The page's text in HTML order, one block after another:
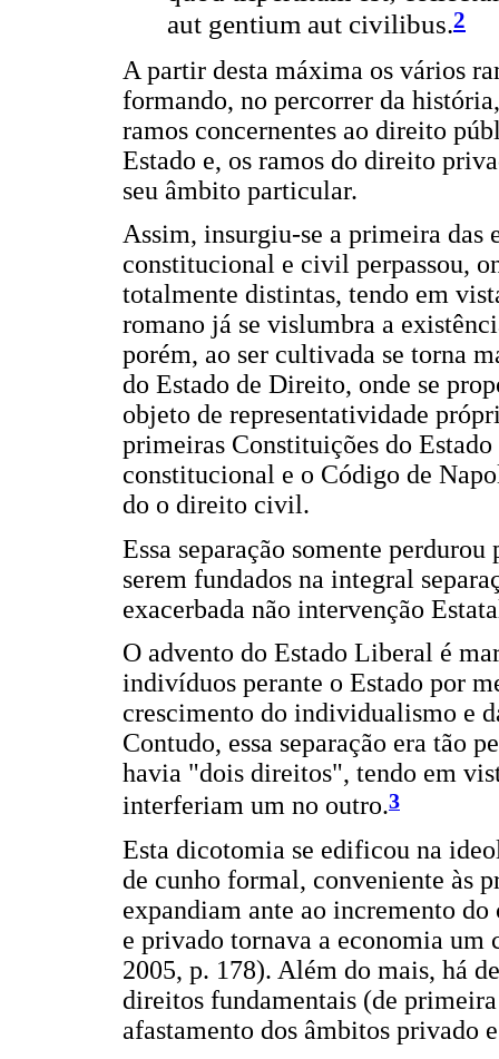
aut gentium aut civilibus.2
A partir desta máxima os vários
formando, no percorrer da
ramos concernentes ao direito
Estado e, os ramos do direito
seu âmbito particular.
Assim, insurgiu-se a primeira das
constitucional e civil perpassou,
totalmente distintas, tendo em
romano já se vislumbra a
porém, ao ser cultivada se torna
do Estado de Direito, onde se
objeto de representatividade
primeiras Constituições do
constitucional e o Código de
do o direito civil.
Essa separação somente
serem fundados na integral
exacerbada não intervenção
O advento do Estado Liberal é
indivíduos perante o Estado por
crescimento do individualismo e
Contudo, essa separação era tão
havia "dois direitos", tendo em
interferiam um no outro.3
Esta dicotomia se edificou na
de cunho formal, conveniente às
expandiam ante ao incremento
e privado tornava a economia
2005, p. 178). Além do mais, há
direitos fundamentais (de
afastamento dos âmbitos privado